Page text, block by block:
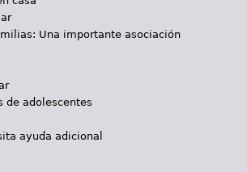
Una importante asociación
de adolescentes
ayuda adicional